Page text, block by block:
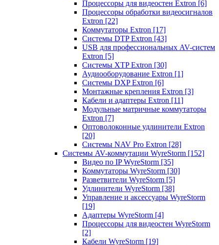
Процессоры для видеостен Extron [6]
Процессоры обработки видеосигналов
Extron [22]
Коммутаторы Extron [17]
Системы DTP Extron [43]
USB для профессиональных AV-систем
Extron [5]
Системы XTP Extron [30]
Аудиооборудование Extron [1]
Системы DXP Extron [6]
Монтажные крепления Extron [3]
Кабели и адаптеры Extron [11]
Модульные матричные коммутаторы
Extron [7]
Оптоволоконные удлинители Extron
[20]
Системы NAV Pro Extron [28]
Системы AV-коммутации WyreStorm [152]
Видео по IP WyreStorm [35]
Коммутаторы WyreStorm [30]
Разветвители WyreStorm [5]
Удлинители WyreStorm [38]
Управление и аксессуары WyreStorm
[19]
Адаптеры WyreStorm [4]
Процессоры для видеостен WyreStorm
[2]
Кабели WyreStorm [19]